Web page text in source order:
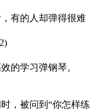
有的人却弹得很难
的学习弹钢琴。
，被问到“你怎样练